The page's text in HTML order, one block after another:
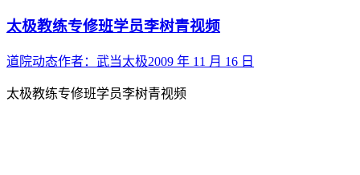
太极教练专修班学员李树青视频
道院动态作者： 武当太极2009 年 11 月 16 日
太极教练专修班学员李树青视频